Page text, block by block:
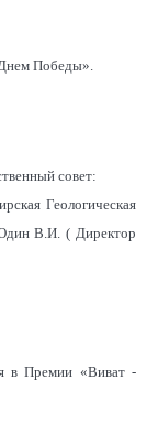
Победы».
совет:
Геологическая
В.И. ( Директор
в Премии «Виват -